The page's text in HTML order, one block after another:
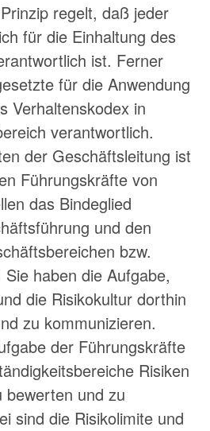
regelt, daß jeder
für die Einhaltung des
ist. Ferner
für die Anwendung
Verhaltenskodex in
verantwortlich.
der Geschäftsleitung ist
Führungskräfte von
das Bindeglied
und den
bzw.
haben die Aufgabe,
die Risikokultur dorthin
zu kommunizieren.
der Führungskräfte
Risiken
bewerten und zu
sind die Risikolimite und